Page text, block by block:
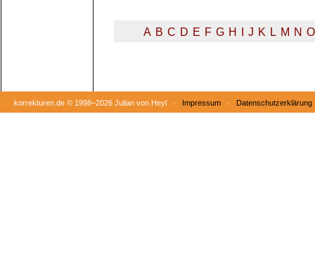
A B C D E F G H J K L M N O
korrekturen.de © 1998–2026 Julian von Heyl · Impressum · Datenschutzerklärung